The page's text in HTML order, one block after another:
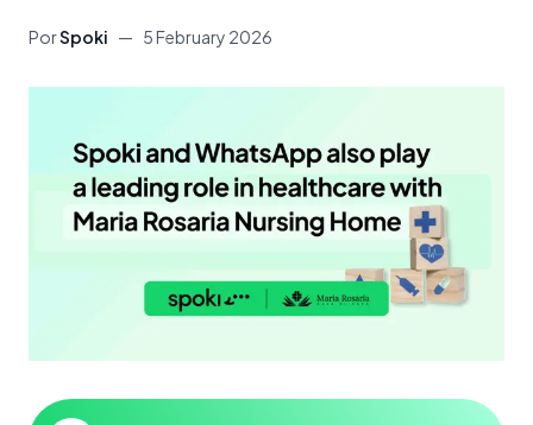
PorSpoki — 5 February 2026